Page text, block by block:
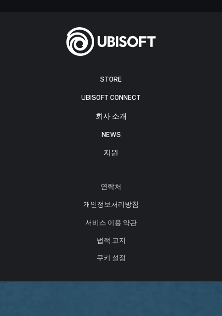
STORE
UBISOFT CONNECT
회사 소개
NEWS
지원
연락처
개인정보처리방침
서비스 이용 약관
법적 고지
쿠키 설정